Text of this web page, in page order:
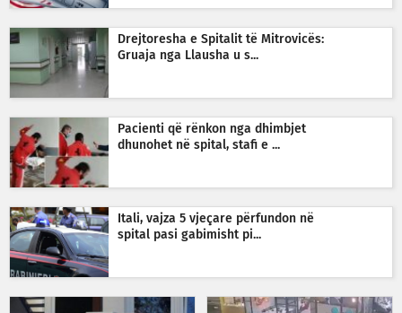
Drejtoresha e Spitalit të Mitrovicës:
Gruaja nga Llausha u s...
Pacienti që rënkon nga dhimbjet
dhunohet në spital, stafi e ...
Itali, vajza 5 vjeçare përfundon në
spital pasi gabimisht pi...